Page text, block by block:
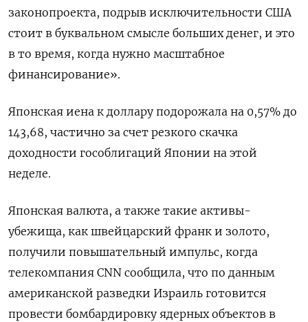
законопроекта, подрыв исключительности США
стоит в буквальном смысле больших денег, и это
в то время, когда нужно масштабное
финансирование».
Японская иена к доллару подорожала на 0,57%​ до
143,68, частично за счет резкого скачка
доходности гособлигаций Японии на этой
неделе.
Японская валюта, а также такие активы-
убежища, как швейцарский франк и золото,
получили повышательный импульс, когда
телекомпания CNN сообщила, что по данным
американской разведки Израиль готовится
провести бомбардировку ядерных объектов в